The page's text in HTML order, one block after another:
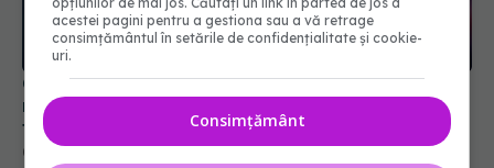
medicamente. Ce se întâmplă dacă un pacient a
fost infectat
02 aug 2025, 08:25
acestei pagini pentru a gestiona sau a vă retrage
consimțământul în setările de confidențialitate și cookie-
uri.
Consimțământ